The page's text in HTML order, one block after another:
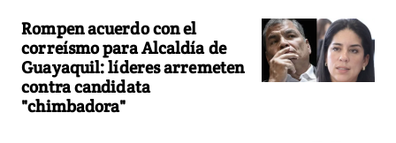
Rompen acuerdo con el
correísmo para Alcaldía de
Guayaquil: líderes arremeten
contra candidata
"chimbadora"